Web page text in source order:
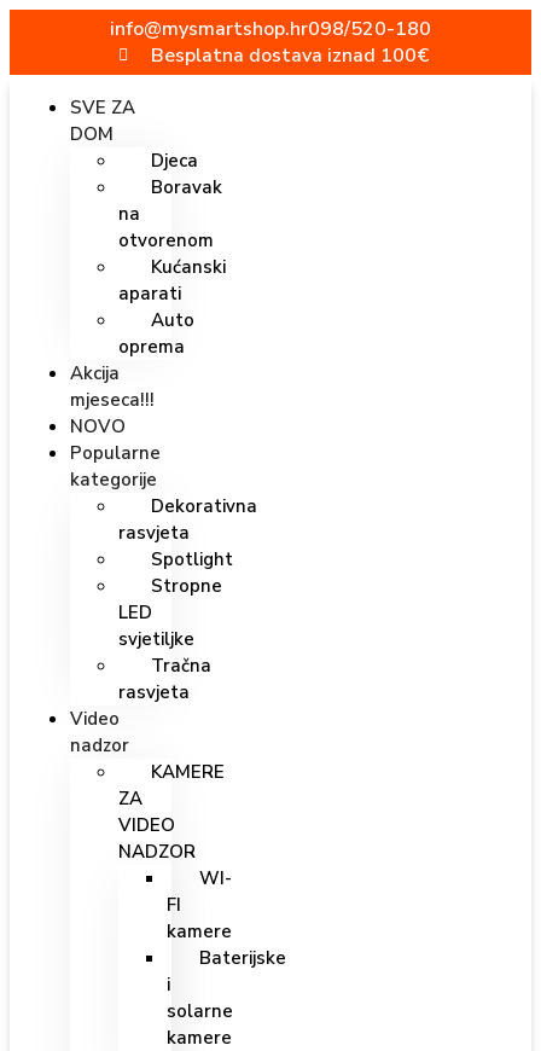
info@mysmartshop.hr098/520-180
Besplatna dostava iznad 100€
SVE ZA
DOM
Djeca
Boravak
na
otvorenom
Kućanski
aparati
Auto
oprema
Akcija
mjeseca!!!
NOVO
Popularne
kategorije
Dekorativna
rasvjeta
Spotlight
Stropne
LED
svjetiljke
Tračna
rasvjeta
Video
nadzor
KAMERE
ZA
VIDEO
NADZOR
WI-
FI
kamere
Baterijske
i
solarne
kamere